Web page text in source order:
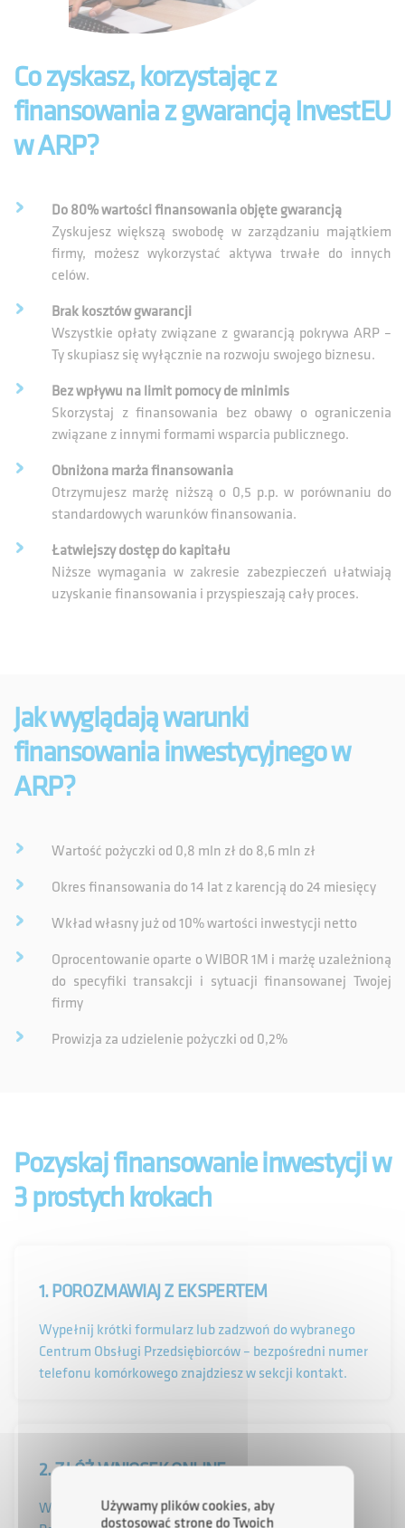
Co zyskasz, korzystając z
finansowania z gwarancją InvestEU
w ARP?
Do 80% wartości finansowania objęte gwarancją
Zyskujesz większą swobodę w zarządzaniu majątkiem
firmy, możesz wykorzystać aktywa trwałe do innych
celów.
Brak kosztów gwarancji
Wszystkie opłaty związane z gwarancją pokrywa ARP –
Ty skupiasz się wyłącznie na rozwoju swojego biznesu.
Bez wpływu na limit pomocy de minimis
Skorzystaj z finansowania bez obawy o ograniczenia
związane z innymi formami wsparcia publicznego.
Obniżona marża finansowania
Otrzymujesz marżę niższą o 0,5 p.p. w porównaniu do
standardowych warunków finansowania.
Łatwiejszy dostęp do kapitału
Niższe wymagania w zakresie zabezpieczeń ułatwiają
uzyskanie finansowania i przyspieszają cały proces.
Jak wyglądają warunki
finansowania inwestycyjnego w
ARP?
Wartość pożyczki od 0,8 mln zł do 8,6 mln zł
Okres finansowania do 14 lat z karencją do 24 miesięcy
Wkład własny już od 10% wartości inwestycji netto
Oprocentowanie oparte o WIBOR 1M i marżę uzależnioną
do specyfiki transakcji i sytuacji finansowanej Twojej
firmy
Prowizja za udzielenie pożyczki od 0,2%
Pozyskaj finansowanie inwestycji w
3 prostych krokach
1. POROZMAWIAJ Z EKSPERTEM
Wypełnij krótki formularz lub zadzwoń do wybranego
Centrum Obsługi Przedsiębiorców – bezpośredni numer
telefonu komórkowego znajdziesz w sekcji kontakt.
2. ZŁÓŻ WNIOSEK ONLINE
Wszystkie niezbędne dokumenty przesyłasz przez
Używamy plików cookies, aby
dostosować stronę do Twoich